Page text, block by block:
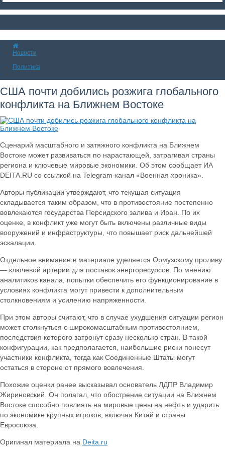
Новости
Политика
США почти добились розжига глобального
конфликта на Ближнем Востоке
Сценарий масштабного и затяжного конфликта на Ближнем
Востоке может развиваться по нарастающей, затрагивая страны
региона и ключевые мировые экономики. Об этом сообщает ИА
DEITA.RU со ссылкой на Telegram-канал «Военная хроника».
Авторы публикации утверждают, что текущая ситуация
складывается таким образом, что в противостояние постепенно
вовлекаются государства Персидского залива и Иран. По их
оценке, в конфликт уже могут быть включены различные виды
вооружений и инфраструктуры, что повышает риск дальнейшей
эскалации.
Отдельное внимание в материале уделяется Ормузскому проливу
— ключевой артерии для поставок энергоресурсов. По мнению
аналитиков канала, попытки обеспечить его функционирование в
условиях конфликта могут привести к дополнительным
столкновениям и усилению напряженности.
При этом авторы считают, что в случае ухудшения ситуации регион
может столкнуться с широкомасштабным противостоянием,
последствия которого затронут сразу несколько стран. В такой
конфигурации, как предполагается, наибольшие риски понесут
участники конфликта, тогда как Соединенные Штаты могут
остаться в стороне от прямого вовлечения.
Похожие оценки ранее высказывал основатель ЛДПР Владимир
Жириновский. Он полагал, что обострение ситуации на Ближнем
Востоке способно повлиять на мировые цены на нефть и ударить
по экономике крупных игроков, включая Китай и страны
Евросоюза.
Оригинал материала на Deita.ru